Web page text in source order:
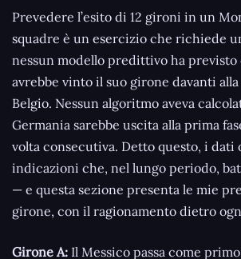
Prevedere l’esito di 12 gironi in un
squadre è un esercizio che richiede
nessun modello predittivo ha
avrebbe vinto il suo girone davanti alla
Belgio. Nessun algoritmo aveva
Germania sarebbe uscita alla prima
volta consecutiva. Detto questo, i dati
indicazioni che, nel lungo periodo,
— e questa sezione presenta le mie
girone, con il ragionamento dietro
Girone A: Il Messico passa come